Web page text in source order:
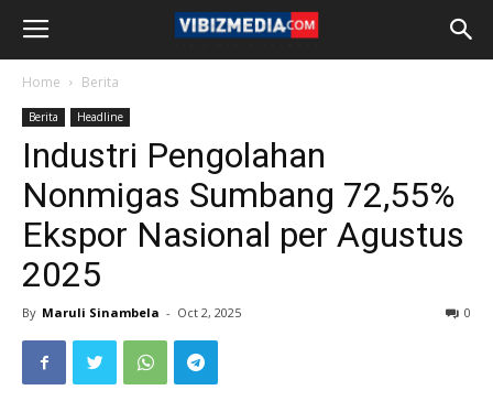
Home Berita
Berita Headline
Industri Pengolahan
Nonmigas Sumbang 72,55%
Ekspor Nasional per Agustus
2025
By Maruli Sinambela - Oct 2, 2025 0